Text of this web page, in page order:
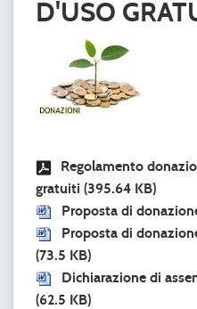
D'USO
Regolamento
gratuiti (395.64 KB)
Proposta di
Proposta di
(73.5 KB)
Dichiarazione di
(62.5 KB)